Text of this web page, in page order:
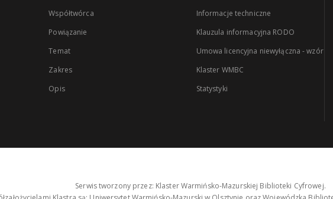
Współtwórca
Powiązanie
Temat
Zakres
Opis
Informacje techniczne
Klauzula informacyjna RODO
Umowa licencyjna niewyłączna - wzór
Klaster WMBC
Statystyki
Serwis tworzony przez: Klaster Warmińsko-Mazurskiej Biblioteki Cyfrowej.